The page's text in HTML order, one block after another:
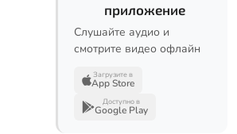
приложение
Слушайте аудио и
смотрите видео офлайн
Загрузите в
App Store
Доступно в
Google Play